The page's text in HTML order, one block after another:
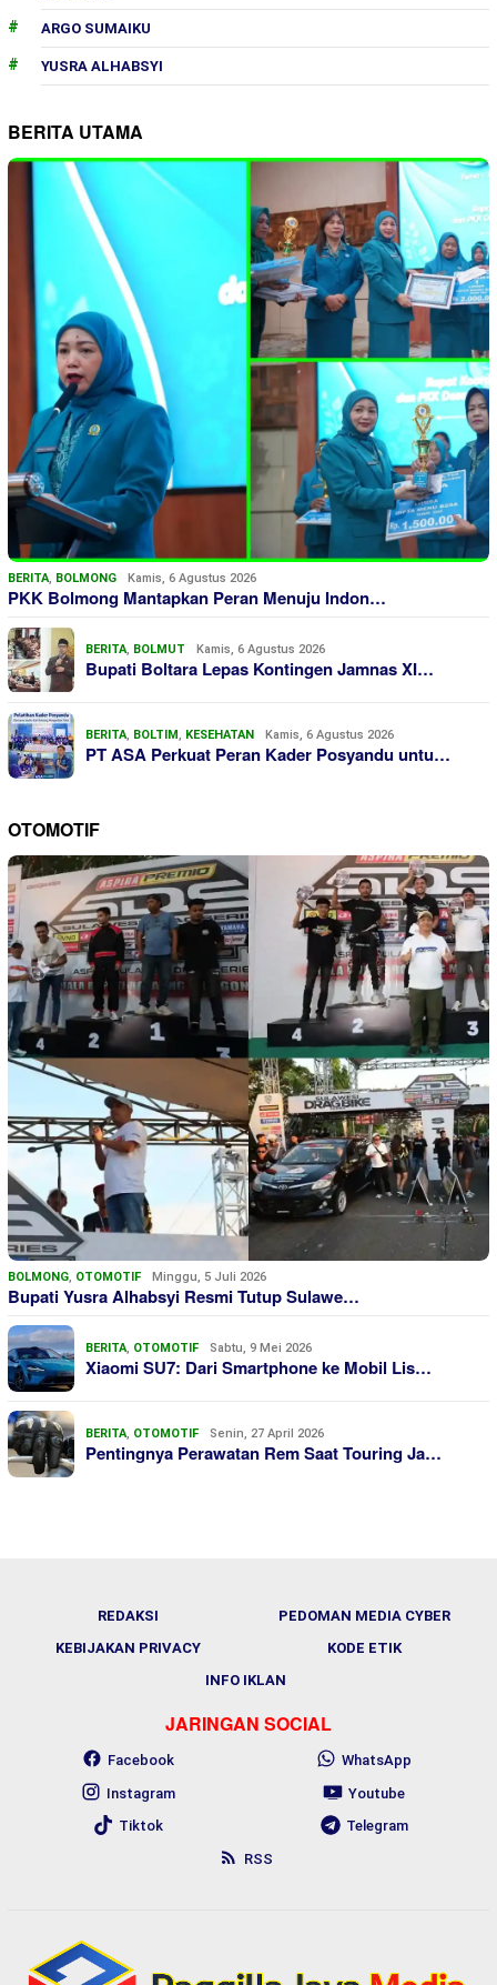
ARGO SUMAIKU
YUSRA ALHABSYI
BERITA UTAMA
BERITA, BOLMONG Kamis, 6 Agustus 2026
PKK Bolmong Mantapkan Peran Menuju Indon…
BERITA, BOLMUT Kamis, 6 Agustus 2026
Bupati Boltara Lepas Kontingen Jamnas XI…
BERITA, BOLTIM, KESEHATAN Kamis, 6 Agustus 2026
PT ASA Perkuat Peran Kader Posyandu untu…
OTOMOTIF
BOLMONG OTOMOTIF Minggu, 5 Juli 2026
Bupati Yusra Alhabsyi Resmi Tutup Sulawe…
BERITA OTOMOTIF Sabtu, 9 Mei 2026
Xiaomi SU7: Dari Smartphone ke Mobil Lis…
BERITA OTOMOTIF Senin, 27 April 2026
Pentingnya Perawatan Rem Saat Touring Ja…
REDAKSI
PEDOMAN MEDIA CYBER
KEBIJAKAN PRIVACY
KODE ETIK
INFO IKLAN
JARINGAN SOCIAL
Facebook
WhatsApp
Instagram
Youtube
Tiktok
Telegram
RSS